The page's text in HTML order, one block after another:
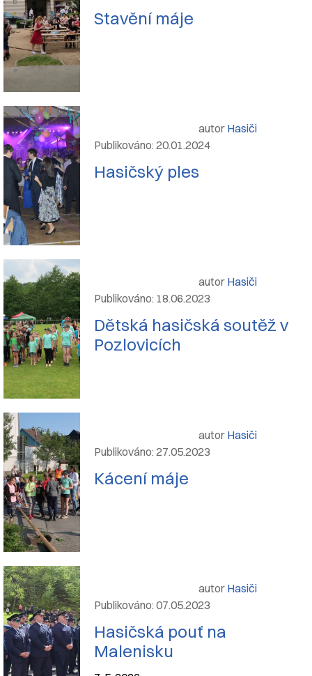
Stavění máje
autor Hasiči
Publikováno: 20.01.2024
Hasičský ples
autor Hasiči
Publikováno: 18.06.2023
Dětská hasičská soutěž v
Pozlovicích
autor Hasiči
Publikováno: 27.05.2023
Kácení máje
autor Hasiči
Publikováno: 07.05.2023
Hasičská pouť na
Malenisku